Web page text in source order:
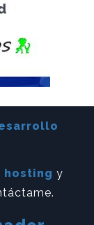
hosting y